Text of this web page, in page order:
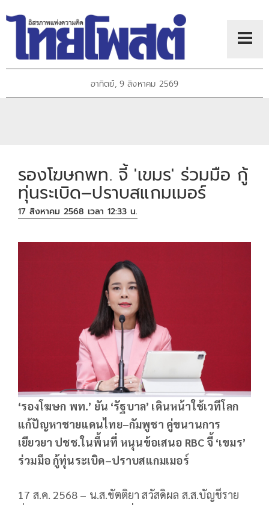
อาทิตย์, 9 สิงหาคม 2569
รองโฆษกพท. จี้ 'เขมร' ร่วมมือ กู้
ทุ่นระเบิด–ปราบสแกมเมอร์
17 สิงหาคม 2568 เวลา 12:33 น.
‘รองโฆษก พท.’ ยัน ‘รัฐบาล’ เดินหน้าใช้เวทีโลก
แก้ปัญหาชายแดนไทย–กัมพูชา คู่ขนานการ
เยียวยา ปชช.ในพื้นที่ หนุนข้อเสนอ RBC จี้ ‘เขมร’
ร่วมมือ กู้ทุ่นระเบิด–ปราบสแกมเมอร์
17 ส.ค. 2568 – น.ส.ขัตติยา สวัสดิผล ส.ส.บัญชีราย